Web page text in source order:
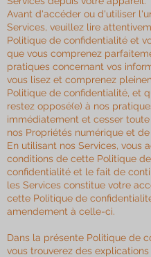
Avant d'accéder ou d'utiliser
Services, veuillez lire
Politique de confidentialité et
que vous comprenez
pratiques concernant vos
vous lisez et comprenez
Politique de confidentialité, et
restez opposé(e) à nos
immédiatement et cesser
nos Propriétés numérique et de
En utilisant nos Services, vous
conditions de cette Politique de
confidentialité et le fait de
les Services constitue votre
cette Politique de
amendement à celle-ci.
Dans la présente Politique de
vous trouverez des